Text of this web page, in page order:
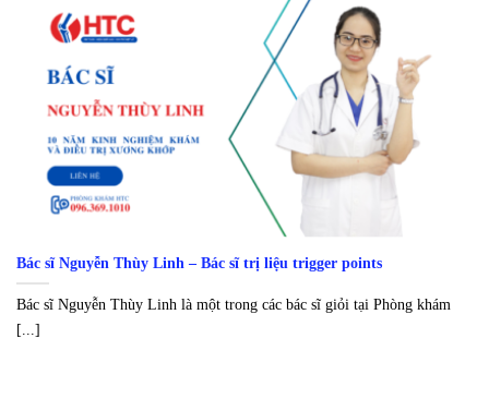
Bác sĩ Nguyễn Thùy Linh – Bác sĩ trị liệu trigger points
Bác sĩ Nguyễn Thùy Linh là một trong các bác sĩ giỏi tại Phòng khám
[...]